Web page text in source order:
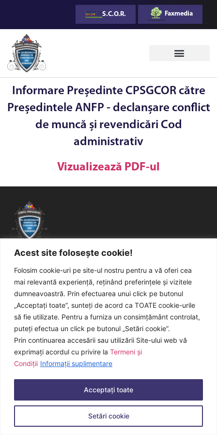
Acest site folosește cookie!
Folosim cookie-uri pe site-ul nostru pentru a vă oferi cea
mai relevantă experiență, reținând preferințele și vizitele
dumneavoastră. Prin efectuarea unui click pe butonul
„Acceptați toate”, sunteți de acord ca TOATE cookie-urile
să fie utilizate. Pentru a furniza un consimțământ controlat,
puteți efectua un click pe butonul „Setări cookie”.
Prin continuarea accesării sau utilizării Site-ului web vă
exprimați acordul cu privire la Termeni și
Condiții Informații suplimentare
Setări cookie
Acceptați toate
S.C.O.R. Faxmedia
Informare Președinte CPSGCOR către
Președintele ANFP - declanșare conflict
de muncă și revendicări Cod
administrativ
Vizualizează PDF-ul
Pagina oficială a corpului profesional al
secretarilor generali ai comunelor din
România
Toată activitatea beneficiază de sprijinulSecretariatului
General Faxmedia.
© 2021-2026, Faxmedia. Toate drepturile rezervate.